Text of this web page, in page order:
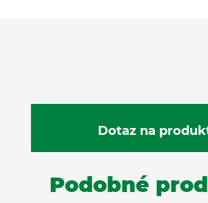
Podobné